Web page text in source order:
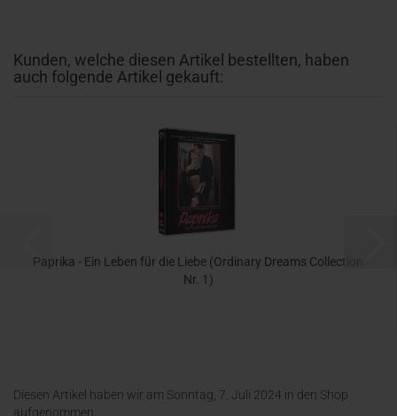
Kunden, welche diesen Artikel bestellten, haben
auch folgende Artikel gekauft:
Paprika - Ein Leben für die Liebe (Ordinary Dreams Collection
Nr. 1)
Diesen Artikel haben wir am Sonntag, 7. Juli 2024 in den Shop
aufgenommen.